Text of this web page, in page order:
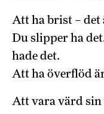
Att ha brist – det
Du slipper ha
hade det.
Att ha överflöd
Att vara värd